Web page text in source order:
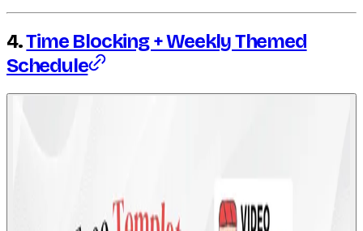
4.Time Blocking + Weekly Themed
Schedule